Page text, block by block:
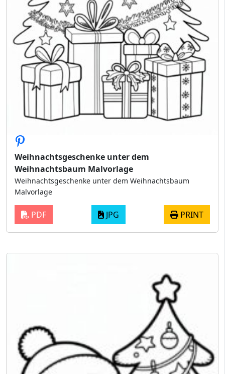
Weihnachtsgeschenke unter dem
Weihnachtsbaum Malvorlage
Weihnachtsgeschenke unter dem Weihnachtsbaum
Malvorlage
PDF JPG PRINT